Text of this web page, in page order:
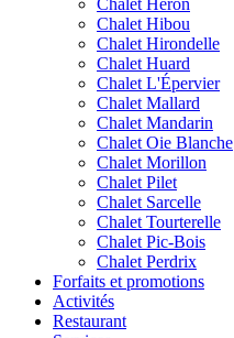
Chalet Héron
Chalet Hibou
Chalet Hirondelle
Chalet Huard
Chalet L'Épervier
Chalet Mallard
Chalet Mandarin
Chalet Oie Blanche
Chalet Morillon
Chalet Pilet
Chalet Sarcelle
Chalet Tourterelle
Chalet Pic-Bois
Chalet Perdrix
Forfaits et promotions
Activités
Restaurant